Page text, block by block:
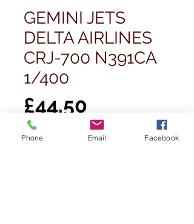
GEMINI JETS
DELTA AIRLINES
CRJ-700 N391CA
1/400
£44.50
格
數量
Phone Email Facebook